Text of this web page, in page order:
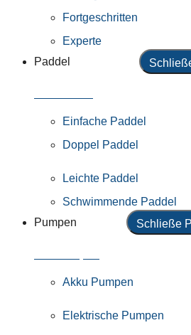
Fortgeschritten
Experte
Paddel
Einfache Paddel
Doppel Paddel
Leichte Paddel
Schwimmende Paddel
Pumpen
Schließe
Akku Pumpen
Elektrische Pumpen